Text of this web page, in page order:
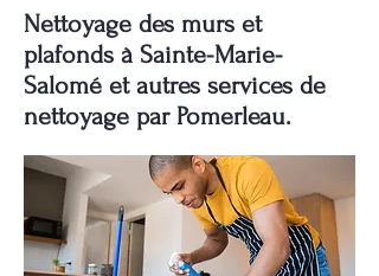
Nettoyage des murs et
plafonds à Sainte-Marie-
Salomé et autres services de
nettoyage par Pomerleau.